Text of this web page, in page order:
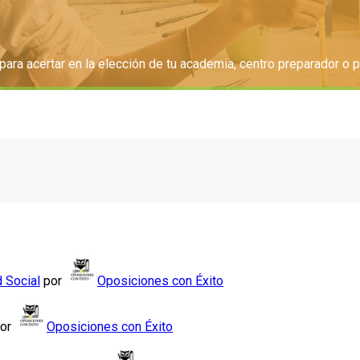
acertar en la elección de tu academia, centro preparador o
Social por Oposiciones con Éxito
Oposiciones con Éxito